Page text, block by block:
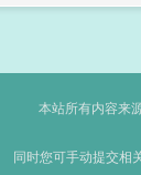
本站所有内容来
同时您可手动提交相